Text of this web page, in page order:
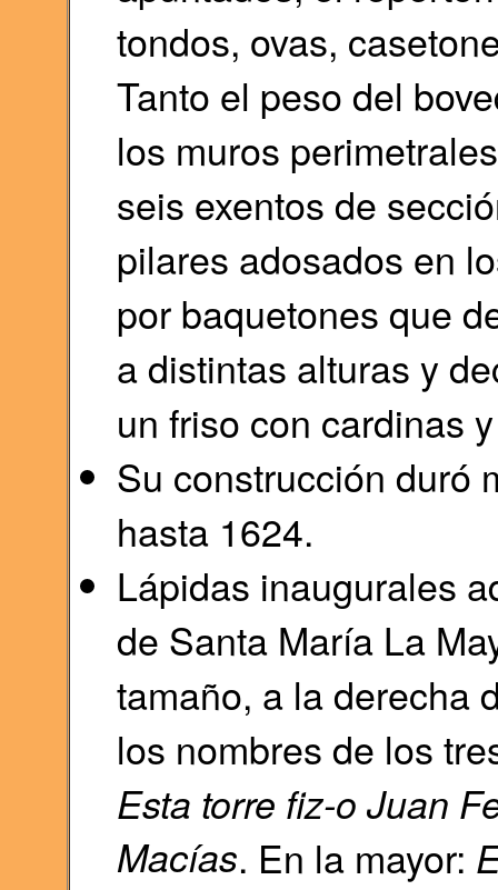
tondos, ovas,
Tanto el peso del
los muros
seis exentos de
pilares adosados en
por baquetones que
a distintas alturas y
un friso con cardinas
Su construcción duró
hasta 1624.
Lápidas inaugurales
de Santa María La
tamaño, a la derecha
los nombres de los
Esta torre fiz-o Juan
Macías. En la mayor: